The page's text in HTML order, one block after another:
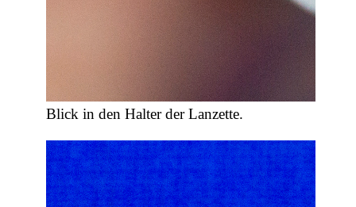
Blick in den Halter der Lanzette.